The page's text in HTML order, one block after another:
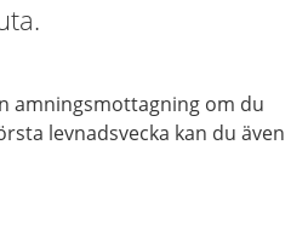
amningsmottagning om du
levnadsvecka kan du även